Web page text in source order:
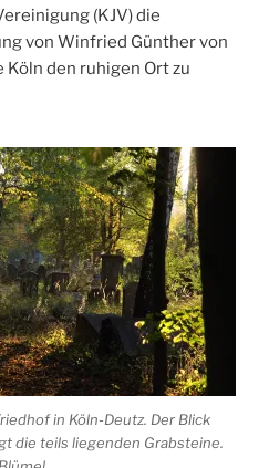
(KJV) die
von Winfried Günther von
den ruhigen Ort zu
in Köln-Deutz. Der Blick
die teils liegenden Grabsteine.